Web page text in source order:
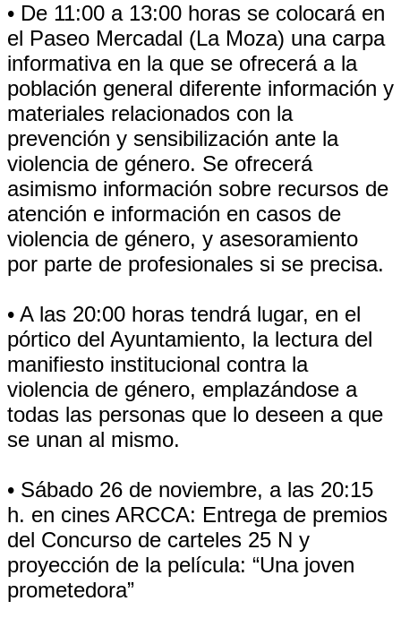
• De 11:00 a 13:00 horas se colocará en
el Paseo Mercadal (La Moza) una carpa
informativa en la que se ofrecerá a la
población general diferente información y
materiales relacionados con la
prevención y sensibilización ante la
violencia de género. Se ofrecerá
asimismo información sobre recursos de
atención e información en casos de
violencia de género, y asesoramiento
por parte de profesionales si se precisa.
• A las 20:00 horas tendrá lugar, en el
pórtico del Ayuntamiento, la lectura del
manifiesto institucional contra la
violencia de género, emplazándose a
todas las personas que lo deseen a que
se unan al mismo.
• Sábado 26 de noviembre, a las 20:15
h. en cines ARCCA: Entrega de premios
del Concurso de carteles 25 N y
proyección de la película: “Una joven
prometedora”